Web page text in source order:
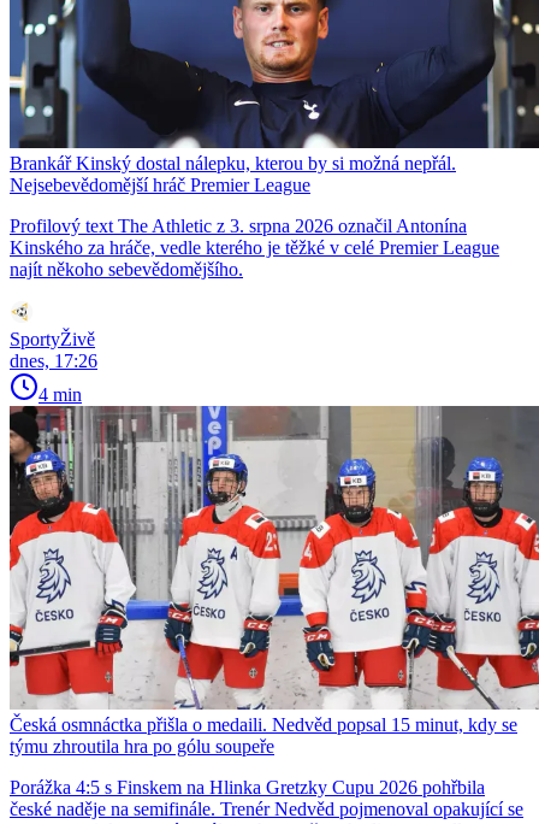
Brankář Kinský dostal nálepku, kterou by si možná nepřál.
Nejsebevědomější hráč Premier League
Profilový text The Athletic z 3. srpna 2026 označil Antonína
Kinského za hráče, vedle kterého je těžké v celé Premier League
najít někoho sebevědomějšího.
SportyŽivě
dnes, 17:26
4 min
Česká osmnáctka přišla o medaili. Nedvěd popsal 15 minut, kdy se
týmu zhroutila hra po gólu soupeře
Porážka 4:5 s Finskem na Hlinka Gretzky Cupu 2026 pohřbila
české naděje na semifinále. Trenér Nedvěd pojmenoval opakující se